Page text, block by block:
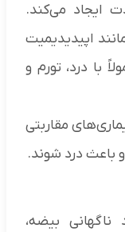
ایجاد می‌کند.
اپیدیدیمیت
با درد، تورم و
مقاربتی
باعث درد شوند.
بیضه،